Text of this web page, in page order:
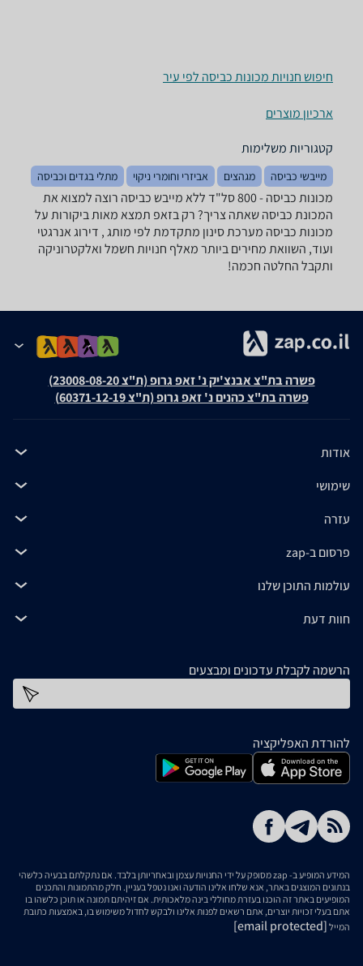
חיפוש חנויות מכונות כביסה לפי עיר
ארכיון מוצרים
קטגוריות משלימות
מייבשי כביסה מגהצים אביזרי וחומרי ניקוי מתלי בגדים וכביסה
מכונות כביסה - ‏800 ‏סל"ד ‏ללא מייבש כביסה רוצה למצוא את
המכונת כביסה שאתה צריך? רק בזאפ תמצא מאות ביקורות על
מכונות כביסה מערכת סינון מתקדמת לפי מותג , דירוג אנרגטי
ועוד, השוואת מחירים ביותר מאלף חנויות חשמל ואלקטרוניקה
ותקבל החלטה חכמה!
פשרה בת"צ אבנצ'יק נ' זאפ גרופ (ת"צ 23008-08-20)
פשרה בת"צ כהנים נ' זאפ גרופ (ת"צ 60371-12-19)
אודות
שימושי
עזרה
פרסום ב-zap
עולמות התוכן שלנו
חוות דעת
הרשמה לקבלת עדכונים ומבצעים
להורדת האפליקציה
המידע המופיע ב- zap מסופק על ידי החנויות עצמן ובאחריותן בלבד. אם נתקלתם בבעיה כלשהי
בנתונים המוצגים באתר, אנא שלחו אלינו הודעה ואנו נטפל בעניין. חלק מהתמונות והתכנים
המופיעים באתר זה הוכנו בעזרת מחוללי בינה מלאכותית. אם זיהיתם תמונה או תוכן כלשהו בו
אתם בעלי זכויות יוצרים, אתם רשאים לפנות אלינו ולבקש לחדול משימוש בו, באמצעות כתובת
המייל [email protected]